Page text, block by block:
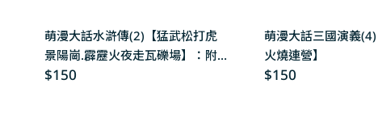
萌漫大話水滸傳(2)【猛武松打虎
景陽崗.霹靂火夜走瓦礫場】：附
「水滸群英手繪大事記」超長海報
Regular
$150
萌漫大話三國演義(4)
火燒連營】
Regular
$150